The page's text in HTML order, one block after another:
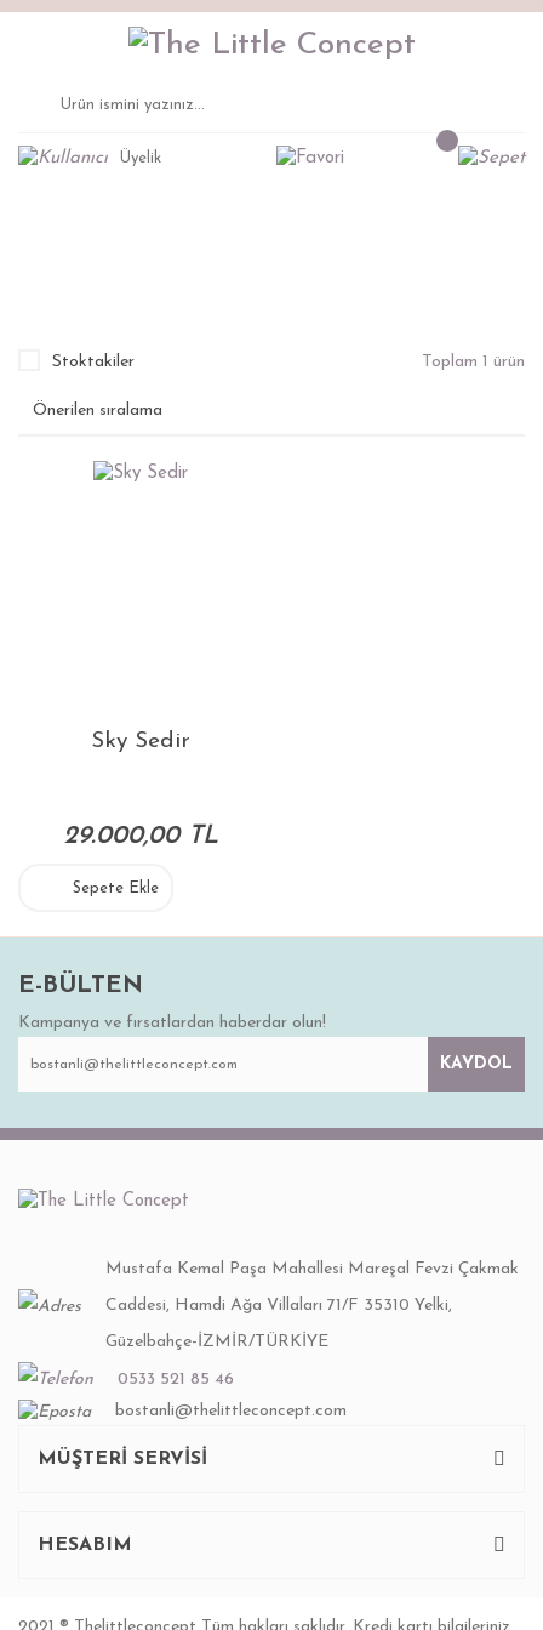
Üyelik
Stoktakiler Toplam 1 ürün
Sky Sedir
29.000,00 TL
Sepete Ekle
E-BÜLTEN
Kampanya ve fırsatlardan haberdar olun!
KAYDOL
Mustafa Kemal Paşa Mahallesi Mareşal Fevzi Çakmak
Caddesi, Hamdi Ağa Villaları 71/F 35310 Yelki,
Güzelbahçe-İZMİR/TÜRKİYE
0533 521 85 46
bostanli@thelittleconcept.com
MÜŞTERİ SERVİSİ
HESABIM